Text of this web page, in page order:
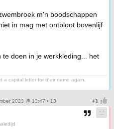
m'n boodschappen
in mag met ontbloot bovenlijf
doen in je werkkleding... het
a capital letter for their name again.
2023 @ 13:47 • 13